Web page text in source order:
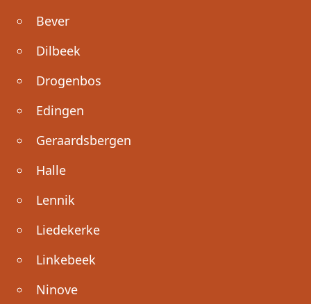
Bever
Dilbeek
Drogenbos
Edingen
Geraardsbergen
Halle
Lennik
Liedekerke
Linkebeek
Ninove